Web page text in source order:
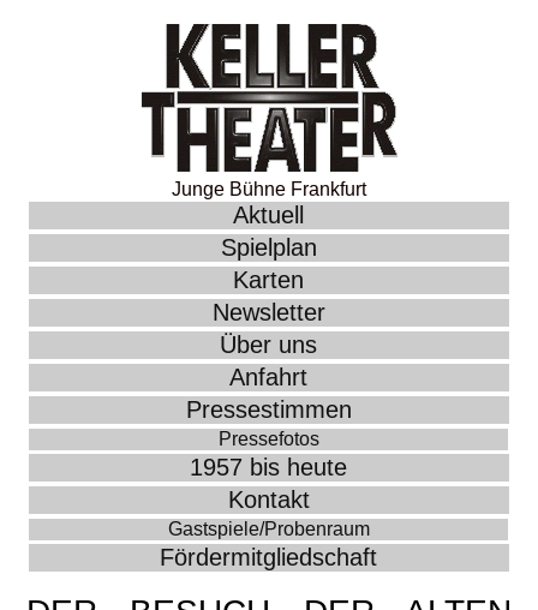
Junge Bühne Frankfurt
Aktuell
Spielplan
Karten
Newsletter
Über uns
Anfahrt
Pressestimmen
Pressefotos
1957 bis heute
Kontakt
Gastspiele/Probenraum
Fördermitgliedschaft